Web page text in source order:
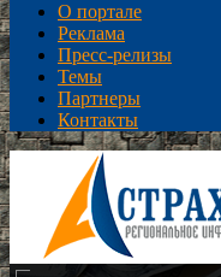
О портале
Реклама
Пресс-релизы
Темы
Партнеры
Контакты